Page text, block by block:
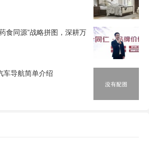
食同源”战略拼图，深耕万
车导航简单介绍